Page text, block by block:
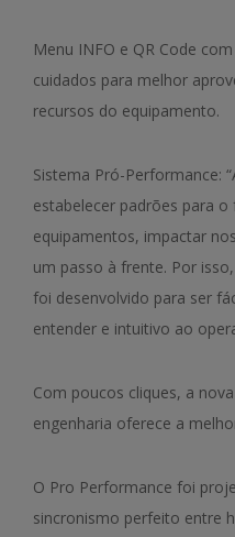
Menu INFO e QR Code
cuidados para melhor
recursos do equipamento.
Sistema Pró-Performance:
estabelecer padrões para
equipamentos, impactar
um passo à frente. Por
foi desenvolvido para ser
entender e intuitivo ao
Com poucos cliques, a
engenharia oferece a
O Pro Performance foi
sincronismo perfeito entre